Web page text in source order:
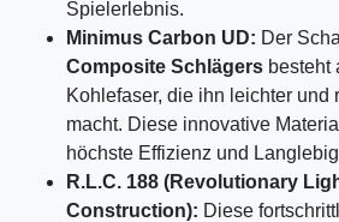
Spielerlebnis.
Minimus Carbon UD: Der
Composite Schlägers besteht
Kohlefaser, die ihn leichter und
macht. Diese innovative
höchste Effizienz und
R.L.C. 188 (Revolutionary
Construction): Diese